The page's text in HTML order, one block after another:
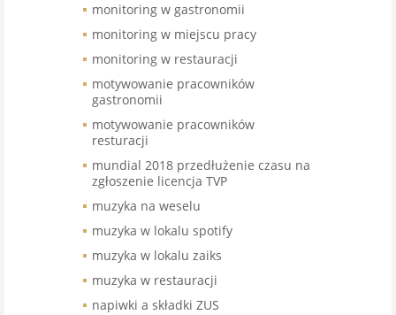
monitoring w gastronomii
monitoring w miejscu pracy
monitoring w restauracji
motywowanie pracowników
gastronomii
motywowanie pracowników
resturacji
mundial 2018 przedłużenie czasu na
zgłoszenie licencja TVP
muzyka na weselu
muzyka w lokalu spotify
muzyka w lokalu zaiks
muzyka w restauracji
napiwki a składki ZUS